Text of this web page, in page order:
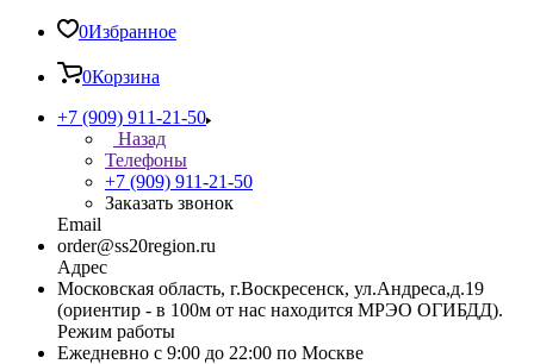
0Избранное
0Корзина
+7 (909) 911-21-50
Назад
Телефоны
+7 (909) 911-21-50
Заказать звонок
Email
order@ss20region.ru
Адрес
Московская область, г.Воскресенск, ул.Андреса,д.19
(ориентир - в 100м от нас находится МРЭО ОГИБДД).
Режим работы
Ежедневно с 9:00 до 22:00 по Москве